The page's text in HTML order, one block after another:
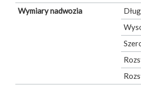
Wymiary nadwozia